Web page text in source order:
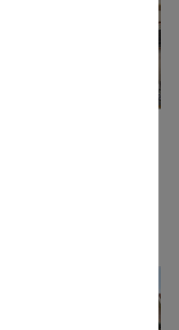
une centaine
avons pu compter
le prêt de plantes. Le
printemps ».